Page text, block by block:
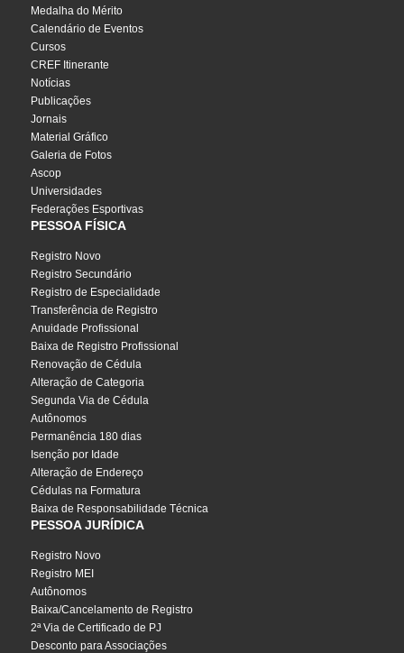
Medalha do Mérito
Calendário de Eventos
Cursos
CREF Itinerante
Notícias
Publicações
Jornais
Material Gráfico
Galeria de Fotos
Ascop
Universidades
Federações Esportivas
PESSOA FÍSICA
Registro Novo
Registro Secundário
Registro de Especialidade
Transferência de Registro
Anuidade Profissional
Baixa de Registro Profissional
Renovação de Cédula
Alteração de Categoria
Segunda Via de Cédula
Autônomos
Permanência 180 dias
Isenção por Idade
Alteração de Endereço
Cédulas na Formatura
Baixa de Responsabilidade Técnica
PESSOA JURÍDICA
Registro Novo
Registro MEI
Autônomos
Baixa/Cancelamento de Registro
2ª Via de Certificado de PJ
Desconto para Associações